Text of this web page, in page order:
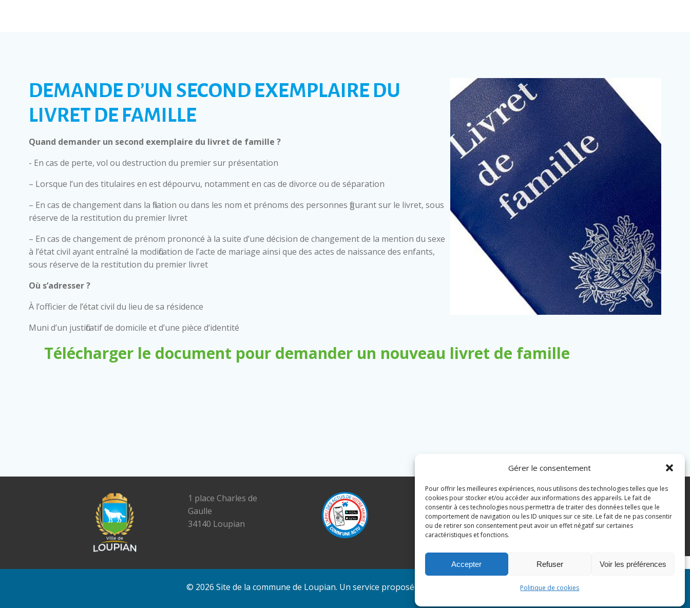
Gérer le consentement
Pour offrir les meilleures expériences, nous utilisons des technologies telles que les
cookies pour stocker et/ou accéder aux informations des appareils. Le fait de
consentir à ces technologies nous permettra de traiter des données telles que le
comportement de navigation ou les ID uniques sur ce site. Le fait de ne pas consentir
ou de retirer son consentement peut avoir un effet négatif sur certaines
caractéristiques et fonctions.
Accepter Refuser Voir les préférences
Politique de cookies
DEMANDE D’UN SECOND EXEMPLAIRE DU
LIVRET DE FAMILLE
Quand demander un second exemplaire du livret de famille ?
- En cas de perte, vol ou destruction du premier sur présentation
– Lorsque l’un des titulaires en est dépourvu, notamment en cas de divorce ou de séparation
– En cas de changement dans la filiation ou dans les nom et prénoms des personnes figurant sur le livret, sous
réserve de la restitution du premier livret
– En cas de changement de prénom prononcé à la suite d’une décision de changement de la mention du sexe
à l’état civil ayant entraîné la modification de l’acte de mariage ainsi que des actes de naissance des enfants,
sous réserve de la restitution du premier livret
Où s’adresser ?
À l’officier de l’état civil du lieu de sa résidence
Muni d’un justificatif de domicile et d’une pièce d’identité
Télécharger le document pour demander un nouveau livret de famille
1 place Charles de
Gaulle
34140 Loupian
Tél. : 04 67 43 82 07
E-mail :
mairie@loupian.fr
Mentions légales
© 2026 Site de la commune de Loupian. Un service proposé par